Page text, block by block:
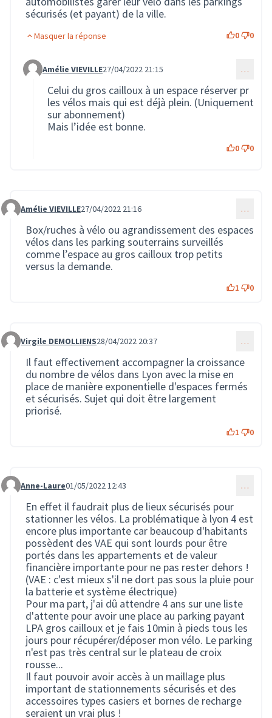
sécurisés (et payant) de la ville.
Masquer la réponse 0 0
Commentaire 557 (réponse au commentaire 290)
Amélie VIEVILLE27/04/2022 21:15 …
Celui du gros cailloux à un espace réserver pr
les vélos mais qui est déjà plein. (Uniquement
sur abonnement)
Mais l’idée est bonne.
0 0
Commentaire 558
Amélie VIEVILLE27/04/2022 21:16 …
Box/ruches à vélo ou agrandissement des espaces
vélos dans les parking souterrains surveillés
comme l’espace au gros cailloux trop petits
versus la demande.
1 0
Commentaire 599
Virgile DEMOLLIENS28/04/2022 20:37 …
Il faut effectivement accompagner la croissance
du nombre de vélos dans Lyon avec la mise en
place de manière exponentielle d'espaces fermés
et sécurisés. Sujet qui doit être largement
priorisé.
1 0
Commentaire 618
Anne-Laure01/05/2022 12:43 …
En effet il faudrait plus de lieux sécurisés pour
stationner les vélos. La problématique à lyon 4 est
encore plus importante car beaucoup d'habitants
possèdent des VAE qui sont lourds pour être
portés dans les appartements et de valeur
financière importante pour ne pas rester dehors !
(VAE : c'est mieux s'il ne dort pas sous la pluie pour
la batterie et système électrique)
Pour ma part, j'ai dû attendre 4 ans sur une liste
d'attente pour avoir une place au parking payant
LPA gros cailloux et je fais 10min à pieds tous les
jours pour récupérer/déposer mon vélo. Le parking
n'est pas très central sur le plateau de croix
rousse...
Il faut pouvoir avoir accès à un maillage plus
important de stationnements sécurisés et des
accessoires types casiers et bornes de recharge
seraient un vrai plus !